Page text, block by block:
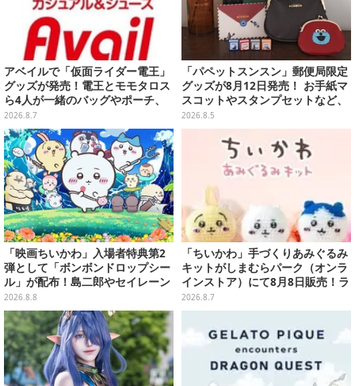
アベイルで「仮面ライダー電王」
グッズが発売！電王とモモタロス
ら4人が一緒のバッグやポーチ、
収納ボックスも
2026.8.7
「パペットスンスン」郵便局限定
グッズが8月12日発売！ お手紙マ
スコットやスタンプセットなど、
可愛すぎる全5アイテムがライン
ナップ
2026.8.5
「映画ちいかわ」入場者特典第2
弾として「ボンボンドロップシー
ル」が配布！島二郎やセイレーン
はもちろん、人魚のウロコまで…
2026.8.8
「ちいかわ」手づくりあみぐるみ
キットがしまむらパーク（オンラ
インストア）にて8月8日販売！ラ
インナップ全3種、初心者向きの
編み方で作れちゃう
2026.8.7